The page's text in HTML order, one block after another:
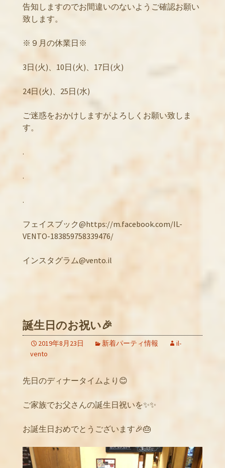
告知しますのでお間違いのないようご確認お願い
致します。
※９月の休業日※
3日(火)、10日(火)、17日(火)
24日(火)、25日(水)
ご迷惑をおかけしますがよろしくお願い致しま
す。
.
.
.
フェイスブック@https://m.facebook.com/IL-
VENTO-183859758339476/
インスタグラム@vento.il
誕生日のお祝い🎉
2019年8月23日 新着パーティ情報
il-
vento
先日のディナータイムより😊
ご家族でお父さんの誕生日祝いを✨✨
お誕生日おめでとうございます🎉🎂